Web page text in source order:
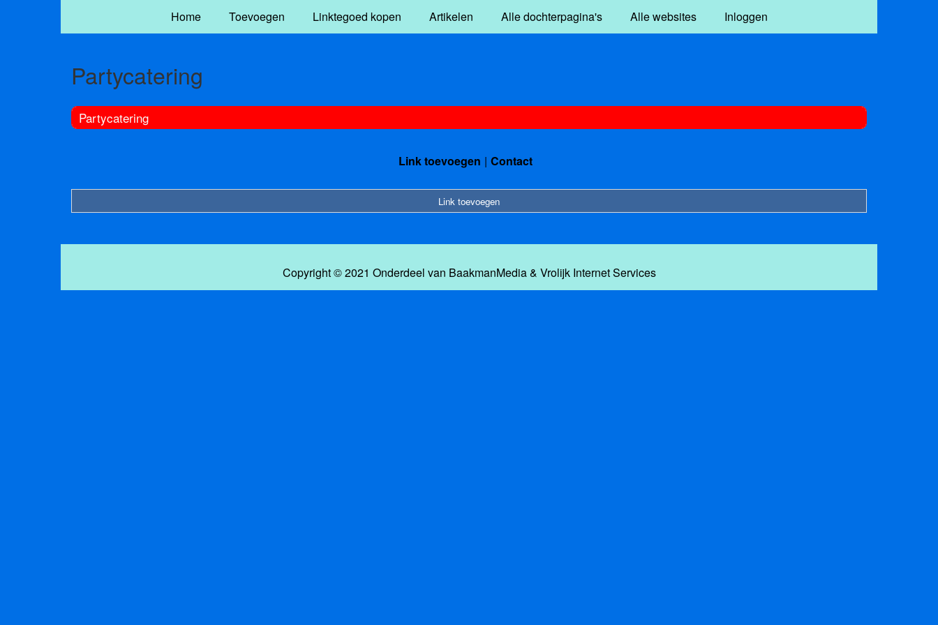
Home Toevoegen Linktegoed kopen Artikelen Alle dochterpagina's Alle websites Inloggen
Partycatering
Partycatering
Link toevoegen Contact
Link toevoegen
Copyright © 2021 Onderdeel van BaakmanMedia& Vrolijk Internet Services